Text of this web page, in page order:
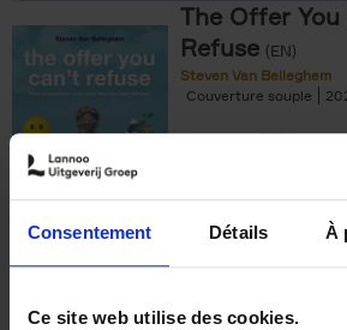
Consentement Détails À
Ce site web utilise des cookies.
The Offer
Refuse (EN)
Steven Van Belleghem
Couverture souple
€37,50